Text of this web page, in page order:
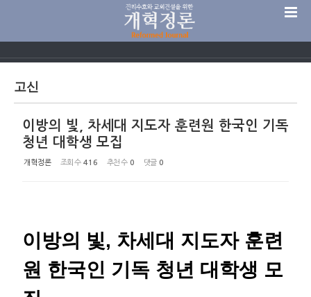
고신
이방의 빛, 차세대 지도자 훈련원 한국인 기독
청년 대학생 모집
개혁정론 조회 수 416 추천 수 0 댓글 0
이방의 빛, 차세대 지도자 훈련
원 한국인 기독 청년 대학생 모
Sketchbook5, 스케치북5
Sketchbook5, 스케치북5